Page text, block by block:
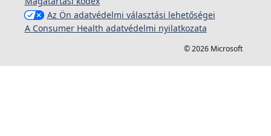
Az Ön adatvédelmi választási lehetőségei
A Consumer Health adatvédelmi nyilatkozata
© 2026 Microsoft